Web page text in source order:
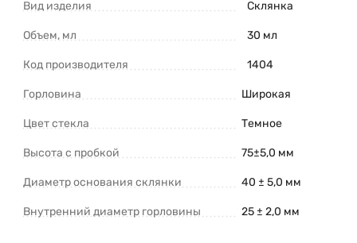
Вид изделия Склянка
Объем, мл 30 мл
Код производителя 1404
Горловина Широкая
Цвет стекла Темное
Высота с пробкой 75±5,0 мм
Диаметр основания склянки 40 ± 5,0 мм
Внутренний диаметр горловины 25 ± 2,0 мм